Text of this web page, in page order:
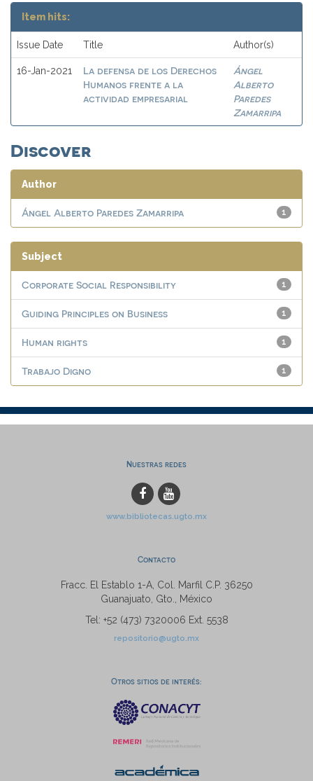
Item hits:
Issue Date Title Author(s)
16-Jan-2021
La defensa de los Derechos
Humanos frente a la
actividad empresarial
Ángel
Alberto
Paredes
Zamarripa
Discover
Author
1
Ángel Alberto Paredes Zamarripa
Subject
1
Corporate Social Responsibility
1
Guiding Principles on Business
1
Human rights
1
Trabajo Digno
Nuestras redes
www.bibliotecas.ugto.mx
Contacto
Fracc. El Establo 1-A, Col. Marfil C.P. 36250
Guanajuato, Gto., México
Tel: +52 (473) 7320006 Ext. 5538
repositorio@ugto.mx
Otros sitios de interés: